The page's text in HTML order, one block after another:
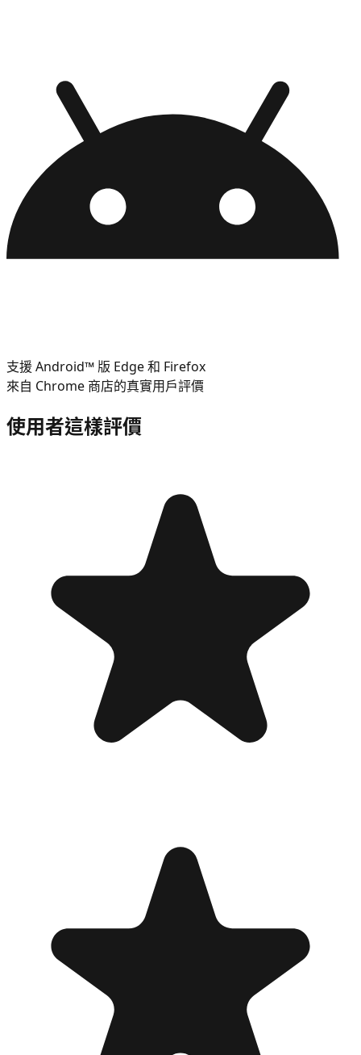
支援 Android™ 版 Edge 和 Firefox
來自 Chrome 商店的真實用戶評價
使用者這樣評價